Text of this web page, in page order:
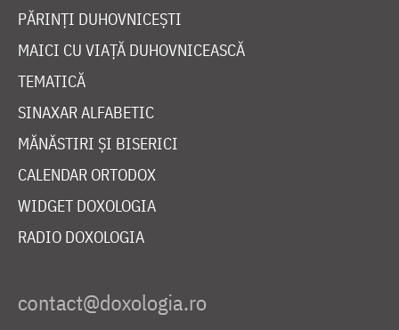
PĂRINȚI DUHOVNICEȘTI
MAICI CU VIAȚĂ DUHOVNICEASCĂ
TEMATICĂ
SINAXAR ALFABETIC
MĂNĂSTIRI ȘI BISERICI
CALENDAR ORTODOX
WIDGET DOXOLOGIA
RADIO DOXOLOGIA